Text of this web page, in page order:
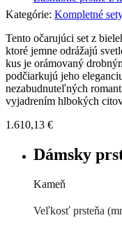
Kategórie: Kompletné
Tento očarujúci set z
ktoré jemne odrážajú
kus je orámovaný
podčiarkujú jeho
nezabudnuteľných
vyjadrením hlbokých
1.610,13 €
Dámsky
Kameň
Veľkosť prsteňa